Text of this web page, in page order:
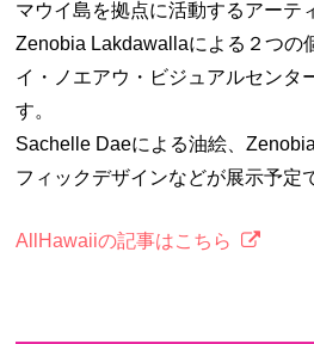
マウイ島を拠点に活動するアーテ
Zenobia Lakdawallaによる２つの
イ・ノエアウ・ビジュアルセンタ
す。
Sachelle Daeによる油絵、
フィックデザインなどが展示予定
AllHawaiiの記事はこちら